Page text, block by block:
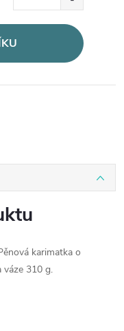
karimatka o
310 g.